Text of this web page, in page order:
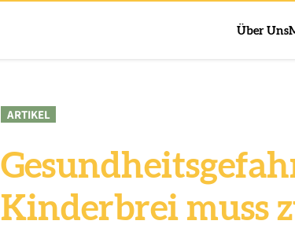
Über Uns
ARTIKEL
Kinderbrei muss